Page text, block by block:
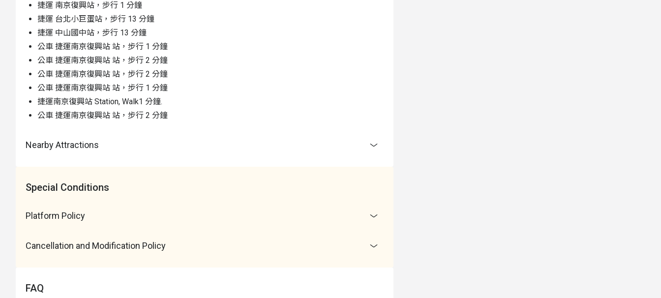
捷運 南京復興站，步行 1 分鐘
捷運 台北小巨蛋站，步行 13 分鐘
捷運 中山國中站，步行 13 分鐘
公車 捷運南京復興站 站，步行 1 分鐘
公車 捷運南京復興站 站，步行 2 分鐘
公車 捷運南京復興站 站，步行 2 分鐘
公車 捷運南京復興站 站，步行 1 分鐘
捷運南京復興站 Station, Walk1 分鐘.
公車 捷運南京復興站 站，步行 2 分鐘
Nearby Attractions
Special Conditions
Platform Policy
Cancellation and Modification Policy
FAQ